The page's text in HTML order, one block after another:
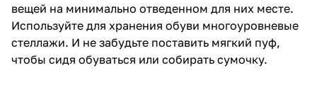
вещей на минимально отведенном для них месте.
Используйте для хранения обуви многоуровневые
стеллажи. И не забудьте поставить мягкий пуф,
чтобы сидя обуваться или собирать сумочку.